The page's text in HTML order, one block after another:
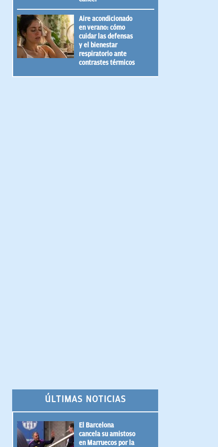
Aire acondicionado
en verano: cómo
cuidar las defensas
y el bienestar
respiratorio ante
contrastes térmicos
ÚLTIMAS NOTICIAS
El Barcelona
cancela su amistoso
en Marruecos por la